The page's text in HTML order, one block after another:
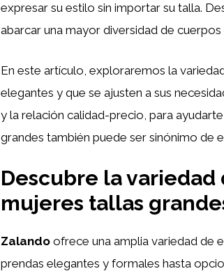
expresar su estilo sin importar su talla.
abarcar una mayor diversidad de cuerpos
En este artículo, exploraremos la
elegantes y que se ajusten a sus
y la relación calidad-precio, para
grandes también puede ser sinónimo de
Descubre la
mujeres tallas
Zalando ofrece una amplia variedad de
prendas elegantes y formales hasta